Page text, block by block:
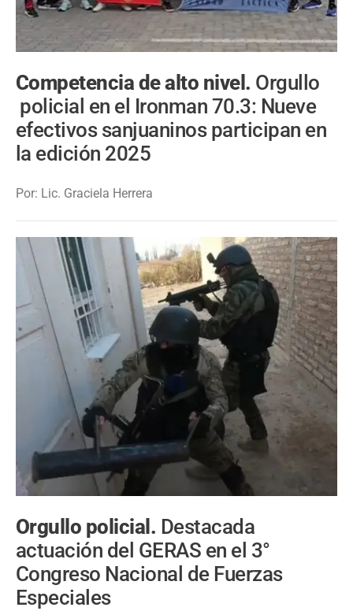
Competencia de alto nivel. Orgullo
policial en el Ironman 70.3: Nueve
efectivos sanjuaninos participan en
la edición 2025
Por: Lic. Graciela Herrera
Orgullo policial. Destacada
actuación del GERAS en el 3°
Congreso Nacional de Fuerzas
Especiales